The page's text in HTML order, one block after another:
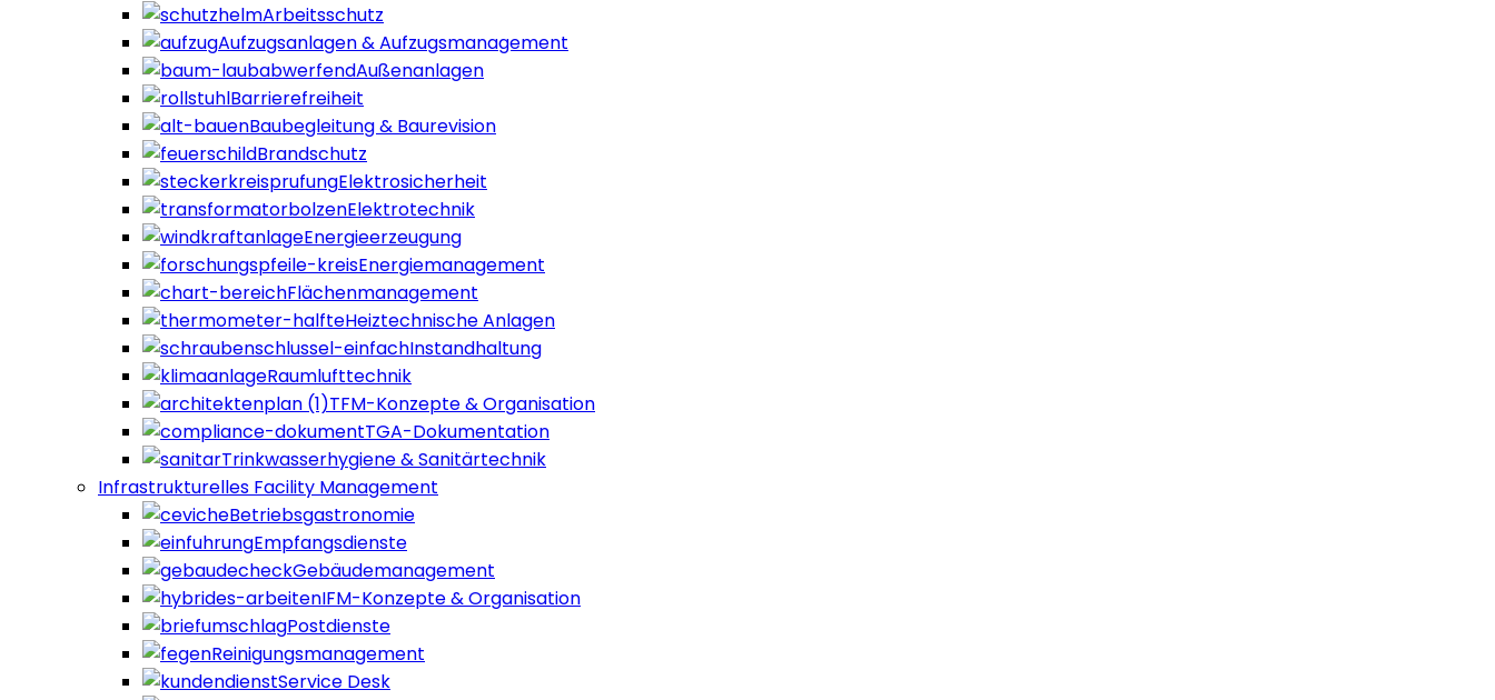
Arbeitsschutz
Aufzugsanlagen & Aufzugsmanagement
Außenanlagen
Barrierefreiheit
Baubegleitung & Baurevision
Brandschutz
Elektrosicherheit
Elektrotechnik
Energieerzeugung
Energiemanagement
Flächenmanagement
Heiztechnische Anlagen
Instandhaltung
Raumlufttechnik
TFM-Konzepte & Organisation
TGA-Dokumentation
Trinkwasserhygiene & Sanitärtechnik
Infrastrukturelles Facility Management
Betriebsgastronomie
Empfangsdienste
Gebäudemanagement
IFM-Konzepte & Organisation
Postdienste
Reinigungsmanagement
Service Desk